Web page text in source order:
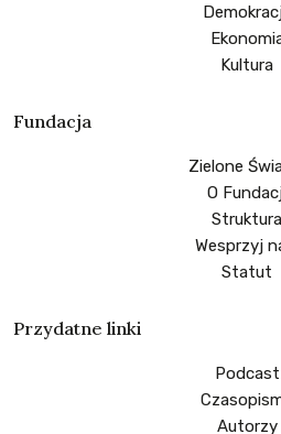
Kultura
Fundacja
Zielone
O
Struktura
Wesprzyj
Statut
Przydatne linki
Podcast
Autorzy